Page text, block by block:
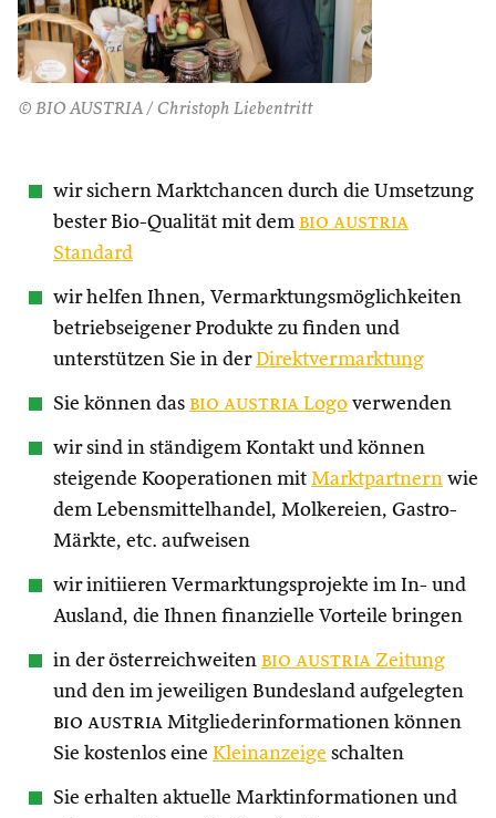
© BIO AUSTRIA / Christoph Liebentritt
wir sichern Marktchancen durch die Umsetzung
bester Bio-Qualität mit dem bio austria
Standard
wir helfen Ihnen, Vermarktungsmöglichkeiten
betriebseigener Produkte zu finden und
unterstützen Sie in derDirektvermarktung
Sie können das bio austria Logo verwenden
wir sind in ständigem Kontakt und können
steigende Kooperationen mit Marktpartnern wie
dem Lebensmittelhandel, Molkereien, Gastro-
Märkte, etc. aufweisen
wir initiieren Vermarktungsprojekte im In- und
Ausland, die Ihnen finanzielle Vorteile bringen
in der österreichweiten bio austria Zeitung
und den im jeweiligen Bundesland aufgelegten
bio austria Mitgliederinformationen können
Sie kostenlos eine Kleinanzeige schalten
Sie erhalten aktuelle Marktinformationen und